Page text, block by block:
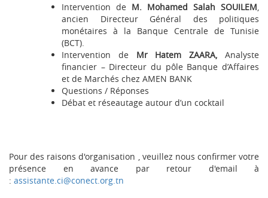
Intervention de M. Mohamed Salah SOUILEM,
ancien Directeur Général des politiques
monétaires à la Banque Centrale de Tunisie
(BCT).
Intervention de Mr Hatem ZAARA,Analyste
financier – Directeur du pôle Banque d’Affaires
et de Marchés chez AMEN BANK
Questions / Réponses
Débat et réseautage autour d’un cocktail
Pour des raisons d'organisation , veuillez nous confirmer votre
présence en avance par retour d'email à
: assistante.ci@conect.org.tn